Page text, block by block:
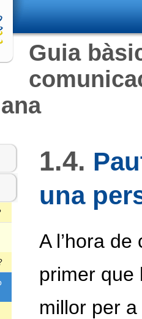
Guia
1.4.
una
A l’hora
primer que
millor per